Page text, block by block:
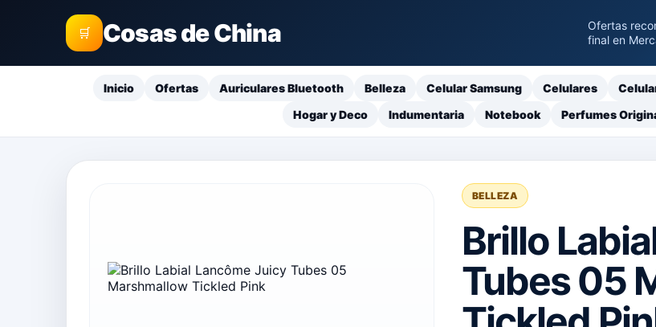
🛒 Cosas de China
Ofertas
final en
Inicio Ofertas Auriculares Bluetooth Belleza Celular Samsung Celulares
Hogar y Deco
Indumentaria Notebook Perfumes
BELLEZA
Brillo
Tubes 05